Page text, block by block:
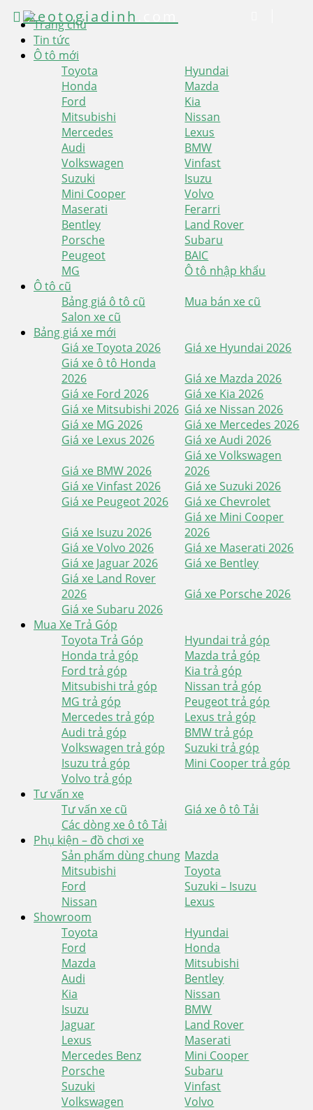
Trang chủ
Tin tức
Ô tô mới
Toyota
Hyundai
Honda
Mazda
Ford
Kia
Mitsubishi
Nissan
Mercedes
Lexus
Audi
BMW
Volkswagen
Vinfast
Suzuki
Isuzu
Mini Cooper
Volvo
Maserati
Ferarri
Bentley
Land Rover
Porsche
Subaru
Peugeot
BAIC
MG
Ô tô nhập khẩu
Ô tô cũ
Bảng giá ô tô cũ
Mua bán xe cũ
Salon xe cũ
Bảng giá xe mới
Giá xe Toyota 2026
Giá xe Hyundai 2026
Giá xe ô tô Honda
2026
Giá xe Mazda 2026
Giá xe Ford 2026
Giá xe Kia 2026
Giá xe Mitsubishi 2026 Giá xe Nissan 2026
Giá xe MG 2026
Giá xe Mercedes 2026
Giá xe Lexus 2026
Giá xe Audi 2026
Giá xe BMW 2026
Giá xe Volkswagen
2026
Giá xe Vinfast 2026
Giá xe Suzuki 2026
Giá xe Peugeot 2026
Giá xe Chevrolet
Giá xe Isuzu 2026
Giá xe Mini Cooper
2026
Giá xe Volvo 2026
Giá xe Maserati 2026
Giá xe Jaguar 2026
Giá xe Bentley
Giá xe Land Rover
2026
Giá xe Porsche 2026
Giá xe Subaru 2026
Mua Xe Trả Góp
Toyota Trả Góp
Hyundai trả góp
Honda trả góp
Mazda trả góp
Ford trả góp
Kia trả góp
Mitsubishi trả góp
Nissan trả góp
MG trả góp
Peugeot trả góp
Mercedes trả góp
Lexus trả góp
Audi trả góp
BMW trả góp
Volkswagen trả góp
Suzuki trả góp
Isuzu trả góp
Mini Cooper trả góp
Volvo trả góp
Tư vấn xe
Tư vấn xe cũ
Giá xe ô tô Tải
Các dòng xe ô tô Tải
Phụ kiện – đồ chơi xe
Sản phẩm dùng chung Mazda
Mitsubishi
Toyota
Ford
Suzuki – Isuzu
Nissan
Lexus
Showroom
Toyota
Hyundai
Ford
Honda
Mazda
Mitsubishi
Audi
Bentley
Kia
Nissan
Isuzu
BMW
Jaguar
Land Rover
Lexus
Maserati
Mercedes Benz
Mini Cooper
Porsche
Subaru
Suzuki
Vinfast
Volkswagen
Volvo
xeotogiadinh